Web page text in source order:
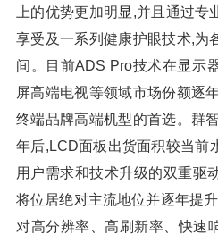
上的优势更加明显,并且通过
享受及一系列健康护眼技术,为
间。目前ADS Pro技术在显示
屏高端电视等领域市场份额逐
终端品牌高端机型的首选。群
年后,LCD面板出货面积较当前
用户需求和技术升级的双重驱
将位居绝对主流地位并逐年提
对高分辨率、高刷新率、快速